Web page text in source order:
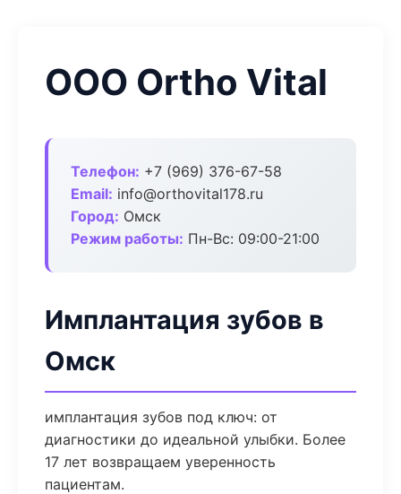
ООО Ortho Vital
Телефон: +7 (969) 376-67-58
Email: info@orthovital178.ru
Город: Омск
Режим работы: Пн-Вс: 09:00-21:00
Имплантация зубов в
Омск
имплантация зубов под ключ: от
диагностики до идеальной улыбки. Более
17 лет возвращаем уверенность
пациентам.